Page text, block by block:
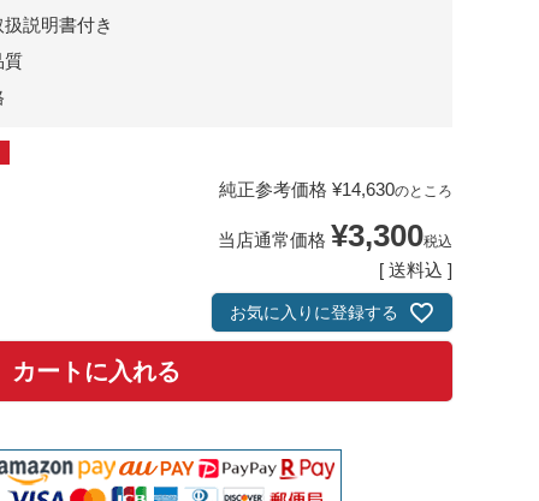
説明書付き
質
純正参考価格 ¥14,630のところ
当店通常価格 ¥3,300税込
送料込
お気に入りに登録する
カートに入れる